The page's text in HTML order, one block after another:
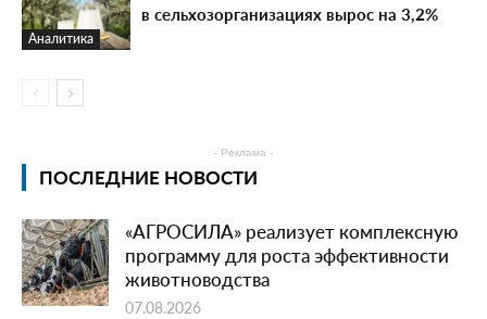
Аналитика
в сельхозорганизациях вырос на 3,2%
- Реклама -
ПОСЛЕДНИЕ НОВОСТИ
«АГРОСИЛА» реализует комплексную
программу для роста эффективности
животноводства
07.08.2026